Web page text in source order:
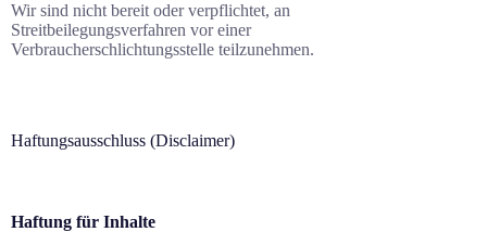
Wir sind nicht bereit oder verpflichtet, an
Streitbeilegungsverfahren vor einer
Verbraucherschlichtungsstelle teilzunehmen.
Haftungsausschluss (Disclaimer)
Haftung für Inhalte